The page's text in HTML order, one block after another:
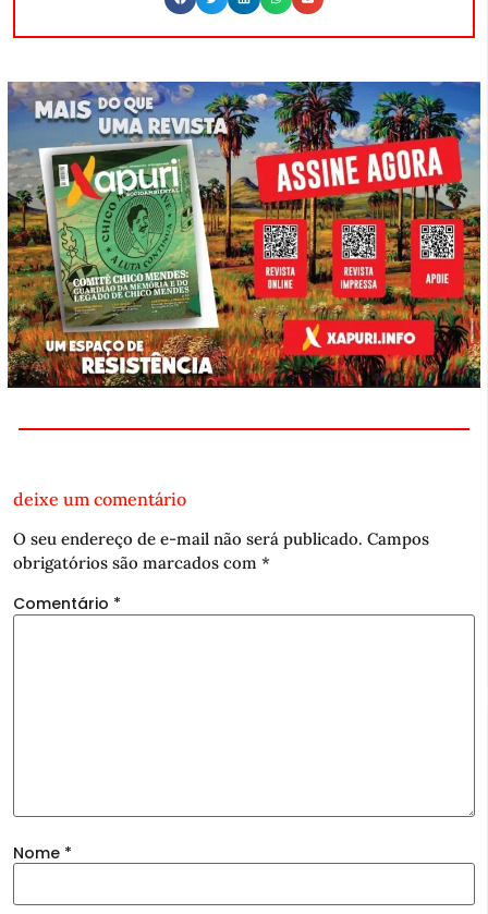
deixe um comentário
O seu endereço de e-mail não será publicado. Campos
obrigatórios são marcados com *
Comentário *
Nome *